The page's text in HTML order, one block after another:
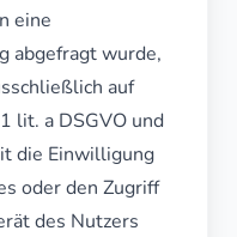
eine
abgefragt wurde,
auf
lit. a DSGVO und
die Einwilligung
oder den Zugriff
des Nutzers